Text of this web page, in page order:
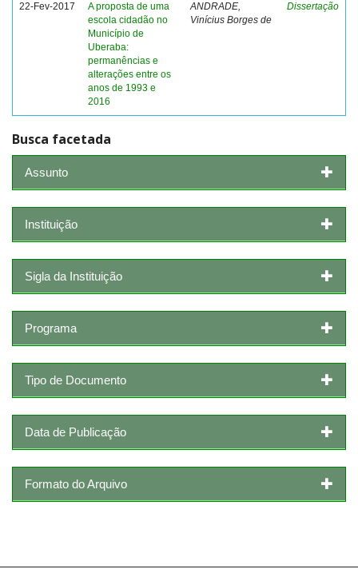
22-Fev-2017
A proposta de uma
escola cidadão no
Município de
Uberaba:
permanências e
alterações entre os
anos de 1993 e
2016
ANDRADE,
Vinícius Borges de
Dissertação
Busca facetada
Assunto
Instituição
Sigla da Instituição
Programa
Tipo de Documento
Data de Publicação
Formato do Arquivo